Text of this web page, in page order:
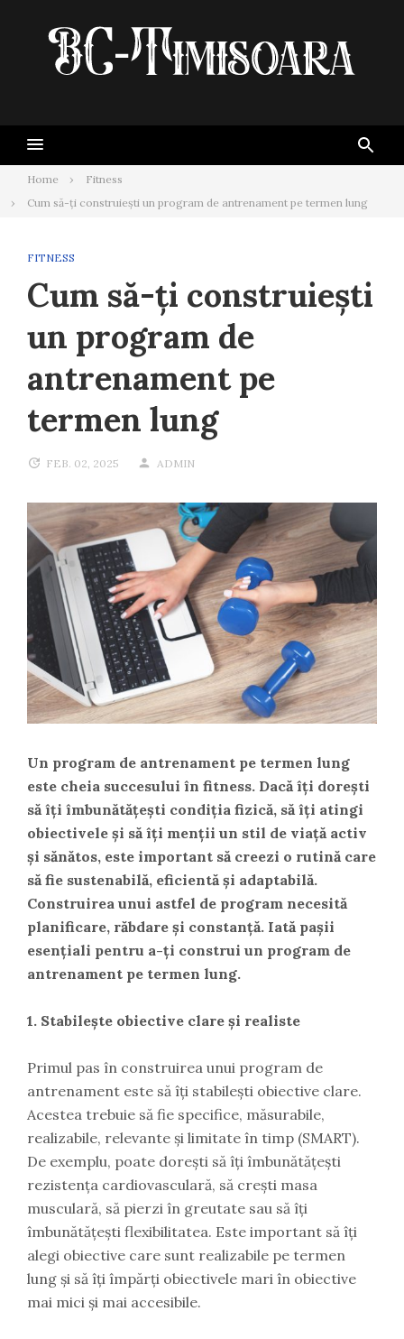
Home
Fitness
Cum să-ți construiești un program de antrenament pe termen lung
FITNESS
Cum să-ți construiești
un program de
antrenament pe
termen lung
FEB. 02, 2025 ADMIN
Un program de antrenament pe termen lung
este cheia succesului în fitness. Dacă îți dorești
să îți îmbunătățești condiția fizică, să îți atingi
obiectivele și să îți menții un stil de viață activ
și sănătos, este important să creezi o rutină care
să fie sustenabilă, eficientă și adaptabilă.
Construirea unui astfel de program necesită
planificare, răbdare și constanță. Iată pașii
esențiali pentru a-ți construi un program de
antrenament pe termen lung.
1. Stabilește obiective clare și realiste
Primul pas în construirea unui program de
antrenament este să îți stabilești obiective clare.
Acestea trebuie să fie specifice, măsurabile,
realizabile, relevante și limitate în timp (SMART).
De exemplu, poate dorești să îți îmbunătățești
rezistența cardiovasculară, să crești masa
musculară, să pierzi în greutate sau să îți
îmbunătățești flexibilitatea. Este important să îți
alegi obiective care sunt realizabile pe termen
lung și să îți împărți obiectivele mari în obiective
mai mici și mai accesibile.